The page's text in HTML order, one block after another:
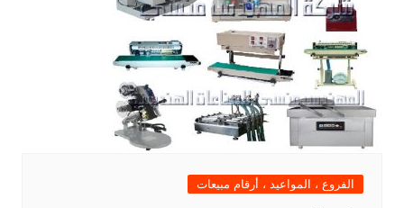
الفروع ، المواعيد ، أرقام مبيعات